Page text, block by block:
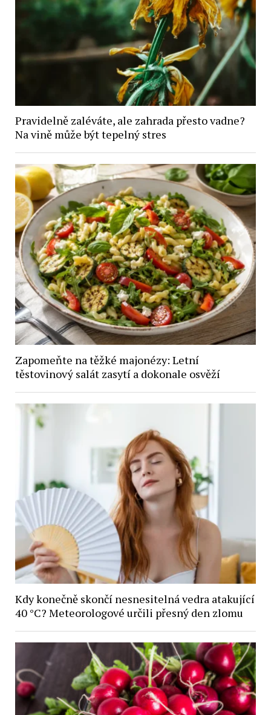
Pravidelně zaléváte, ale zahrada přesto vadne?
Na vině může být tepelný stres
Zapomeňte na těžké majonézy: Letní
těstovinový salát zasytí a dokonale osvěží
Kdy konečně skončí nesnesitelná vedra atakující
40 °C? Meteorologové určili přesný den zlomu